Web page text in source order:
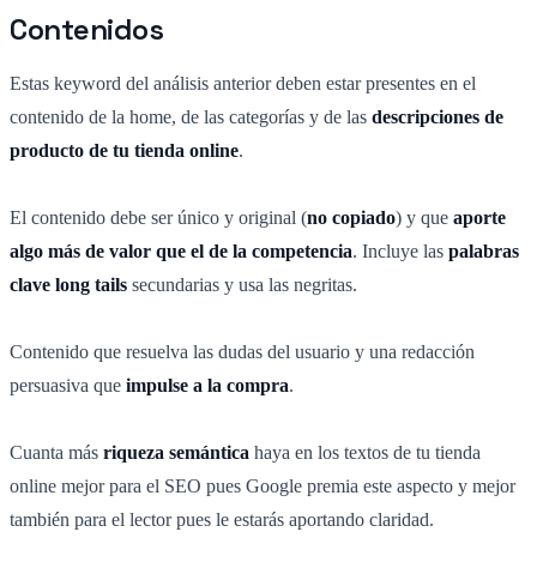
Contenidos
Estas keyword del análisis anterior deben estar presentes en el
contenido de la home, de las categorías y de las descripciones de
producto de tu tienda online.
El contenido debe ser único y original (no copiado) y que aporte
algo más de valor que el de la competencia. Incluye las palabras
clave long tails secundarias y usa las negritas.
Contenido que resuelva las dudas del usuario y una redacción
persuasiva que impulse a la compra.
Cuanta más riqueza semántica haya en los textos de tu tienda
online mejor para el SEO pues Google premia este aspecto y mejor
también para el lector pues le estarás aportando claridad.